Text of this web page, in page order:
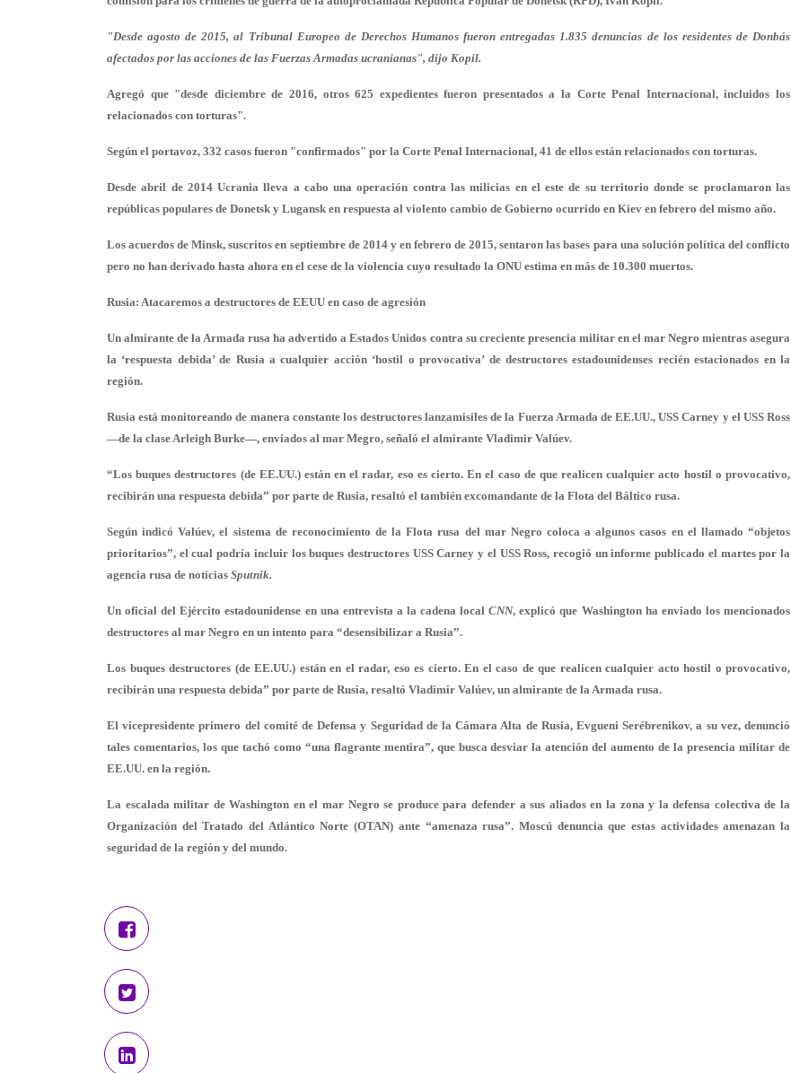
"Desde agosto de 2015, al Tribunal Europeo de Derechos Humanos fueron entregadas 1.835 denuncias de los residentes de Donbás
afectados por las acciones de las Fuerzas Armadas ucranianas", dijo Kopil.
Agregó que "desde diciembre de 2016, otros 625 expedientes fueron presentados a la Corte Penal Internacional, incluidos los
relacionados con torturas".
Según el portavoz, 332 casos fueron "confirmados" por la Corte Penal Internacional, 41 de ellos están relacionados con torturas.
Desde abril de 2014 Ucrania lleva a cabo una operación contra las milicias en el este de su territorio donde se proclamaron las
repúblicas populares de Donetsk y Lugansk en respuesta al violento cambio de Gobierno ocurrido en Kiev en febrero del mismo año.
Los acuerdos de Minsk, suscritos en septiembre de 2014 y en febrero de 2015, sentaron las bases para una solución política del conflicto
pero no han derivado hasta ahora en el cese de la violencia cuyo resultado la ONU estima en más de 10.300 muertos.
Rusia: Atacaremos a destructores de EEUU en caso de agresión
Un almirante de la Armada rusa ha advertido a Estados Unidos contra su creciente presencia militar en el mar Negro mientras asegura
la ‘respuesta debida’ de Rusia a cualquier acción ‘hostil o provocativa’ de destructores estadounidenses recién estacionados en la
región.
Rusia está monitoreando de manera constante los destructores lanzamisiles de la Fuerza Armada de EE.UU., USS Carney y el USS Ross
—de la clase Arleigh Burke—, enviados al mar Megro, señaló el almirante Vladimir Valúev.
“Los buques destructores (de EE.UU.) están en el radar, eso es cierto. En el caso de que realicen cualquier acto hostil o provocativo,
recibirán una respuesta debida” por parte de Rusia, resaltó el también excomandante de la Flota del Báltico rusa.
Según indicó Valúev, el sistema de reconocimiento de la Flota rusa del mar Negro coloca a algunos casos en el llamado “objetos
prioritarios”, el cual podría incluir los buques destructores USS Carney y el USS Ross, recogió un informe publicado el martes por la
agencia rusa de noticias Sputnik.
Un oficial del Ejército estadounidense en una entrevista a la cadena localCNN, explicó que Washington ha enviado los mencionados
destructores al mar Negro en un intento para “desensibilizar a Rusia”.
Los buques destructores (de EE.UU.) están en el radar, eso es cierto. En el caso de que realicen cualquier acto hostil o provocativo,
recibirán una respuesta debida” por parte de Rusia, resaltó Vladimir Valúev, un almirante de la Armada rusa.
El vicepresidente primero del comité de Defensa y Seguridad de la Cámara Alta de Rusia, Evgueni Serébrenikov, a su vez, denunció
tales comentarios, los que tachó como “una flagrante mentira”, que busca desviar la atención del aumento de la presencia militar de
EE.UU. en la región.
La escalada militar de Washington en el mar Negro se produce para defender a sus aliados en la zona y la defensa colectiva de la
Organización del Tratado del Atlántico Norte (OTAN) ante “amenaza rusa”. Moscú denuncia que estas actividades amenazan la
seguridad de la región y del mundo.